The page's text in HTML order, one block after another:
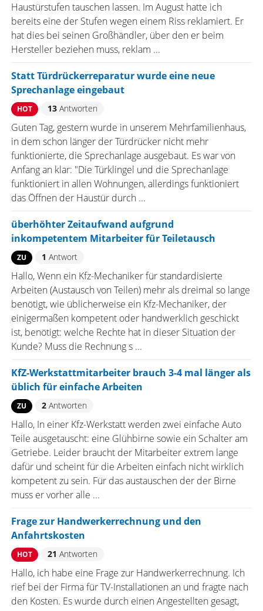
Haustürstufen tauschen lassen. Im August hatte ich
bereits eine der Stufen wegen einem Riss reklamiert. Er
hat dies bei seinen Großhändler, über den er beim
Hersteller beziehen muss, reklam ...
Statt Türdrückerreparatur wurde eine neue
Sprechanlage eingebaut
HOT 13Antworten
Guten Tag, gestern wurde in unserem Mehrfamilienhaus,
in dem schon länger der Türdrücker nicht mehr
funktionierte, die Sprechanlage ausgebaut. Es war von
Anfang an klar: "Die Türklingel und die Sprechanlage
funktioniert in allen Wohnungen, allerdings funktioniert
das Öffnen der Haustür durch ...
überhöhter Zeitaufwand aufgrund
inkompetentem Mitarbeiter für Teiletausch
ZU 1 Antwort
Hallo, Wenn ein Kfz-Mechaniker für standardisierte
Arbeiten (Austausch von Teilen) mehr als dreimal so lange
benötigt, wie üblicherweise ein Kfz-Mechaniker, der
einigermaßen kompetent oder handwerklich geschickt
ist, benötigt: welche Rechte hat in dieser Situation der
Kunde? Muss die Rechnung s ...
KfZ-Werkstattmitarbeiter brauch 3-4 mal länger als
üblich für einfache Arbeiten
ZU 2Antworten
Hallo, In einer Kfz-Werkstatt werden zwei einfache Auto
Teile ausgetauscht: eine Glühbirne sowie ein Schalter am
Getriebe. Leider braucht der Mitarbeiter extrem lange
dafür und scheint für die Arbeiten einfach nicht wirklich
kompetent zu sein. Für das austauschen der der Birne
muss er vorher alle ...
Frage zur Handwerkerrechnung und den
Anfahrtskosten
HOT 21 Antworten
Hallo, ich habe eine Frage zur Handwerkerrechnung. Ich
rief bei der Firma für TV-Installationen an und fragte nach
den Kosten. Es wurde durch einen Angestellten gesagt,